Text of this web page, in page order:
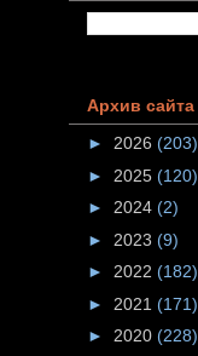
Архив сайта
► 2026 (203)
► 2025 (120)
► 2024 (2)
► 2023 (9)
► 2022 (182)
► 2021 (171)
► 2020 (228)